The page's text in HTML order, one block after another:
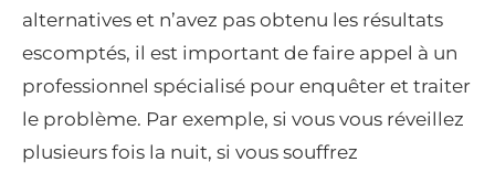
alternatives et n’avez pas obtenu les résultats
escomptés, il est important de faire appel à un
professionnel spécialisé pour enquêter et traiter
le problème. Par exemple, si vous vous réveillez
plusieurs fois la nuit, si vous souffrez